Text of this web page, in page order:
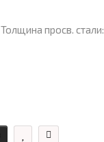
Толщина просв. стали: